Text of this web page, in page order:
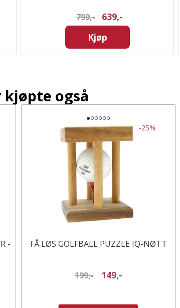
799,-
639,-
Kjøp
kjøpte også
-
-25%
FÅ LØS GOLFBALL PUZZLE IQ-NØTT
199,- 149,-